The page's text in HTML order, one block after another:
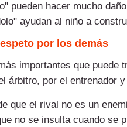
pueden hacer mucho
ayudan al niño a
por los demás
importantes que puede
árbitro, por el entrenador
que el rival no es un
no se insulta cuando se